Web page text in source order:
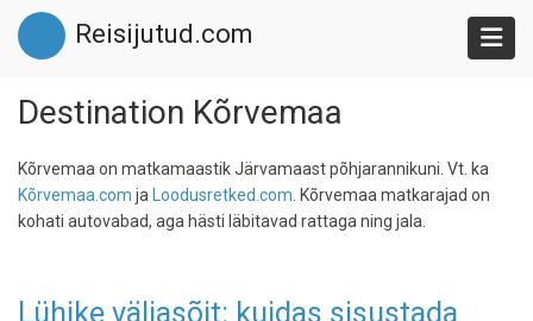
Skip
main
Reisijutud.com
Destination Kõrvemaa
Kõrvemaa on matkamaastik Järvamaast põhjarannikuni. Vt. ka
Kõrvemaa.com ja Loodusretked.com . Kõrvemaa matkarajad on
kohati autovabad, aga hästi läbitavad rattaga ning jala.
Lühike väljasõit: kuidas sisustada